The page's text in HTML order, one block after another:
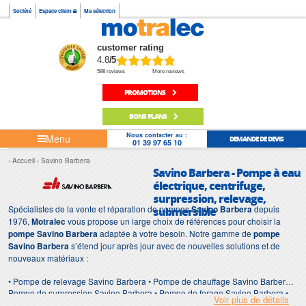
Société Espace client Ma sélection
customer rating
4.8/5
598 reviews More reviews
PROMOTIONS
BONS PLANS
Menu Nous contacter au :
01 39 97 65 10 DEMANDE DE DEVIS
Accueil Savino Barbera
Savino Barbera - Pompe à eau
électrique, centrifuge,
surpression, relevage,
submersible
Spécialistes de la vente et réparation de pompesSavino Barberadepuis
1976, Motralecvous propose un large choix de références pour choisir la
pompe Savino Barberaadaptée à votre besoin. Notre gamme depompe
Savino Barberas’étend jour après jour avec de nouvelles solutions et de
nouveaux matériaux :
• Pompe de relevage Savino Barbera • Pompe de chauffage Savino Barbera •
Pompe de surpression Savino Barbera • Pompe de forage Savino Barbera •
Voir plus de détails